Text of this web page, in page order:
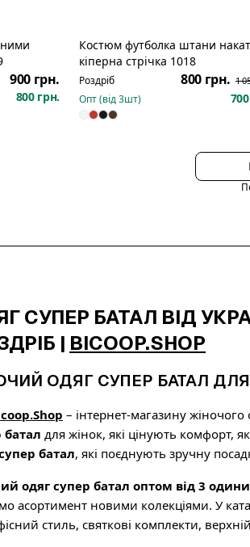
900 грн.
800 грн.
Костюм футболка штани
кіперна стрічка 1018
Роздріб 800 грн. 1
Опт (від3шт)
СУПЕР БАТАЛ ВІД
| BICOOP.SHOP
ОДЯГ СУПЕР БАТАЛ
– інтернет-магазину
батал для жінок, які цінують комфорт,
батал, які поєднують зручну
одяг супер батал оптом від 3
асортимент новими колекціями. У
стиль, святкові комплекти,